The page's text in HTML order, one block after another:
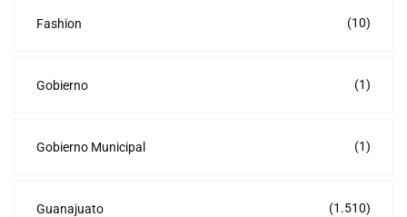
Fashion (10)
Gobierno (1)
Gobierno Municipal (1)
Guanajuato (1.510)